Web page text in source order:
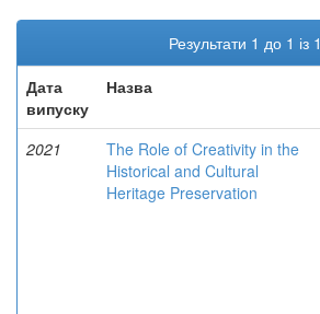
Результати 1 до 1 із 1
Дата
випуску
Назва
2021
The Role of Creativity in the
Historical and Cultural
Heritage Preservation